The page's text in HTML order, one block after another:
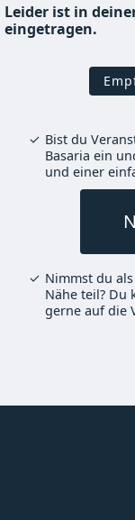
Leider ist in
eingetragen.
Bist du
Basaria ein
und einer
Nimmst du
Nähe teil? Du
gerne auf die